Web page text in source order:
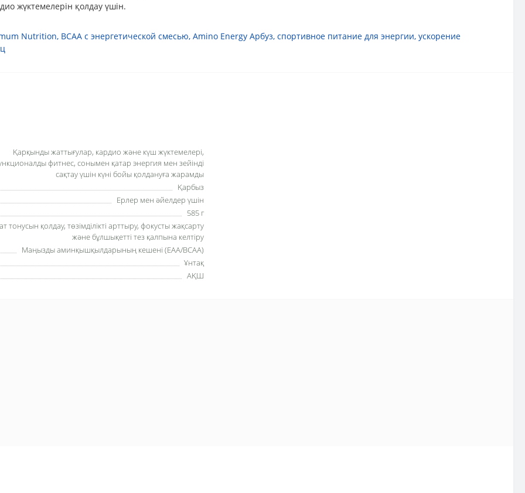
жүктемелерін қолдау үшін.
Nutrition, BCAA с энергетической смесью, Amino Energy Арбуз, спортивное питание для энергии, ускорение
Қарқынды жаттығулар, кардио және күш жүктемелері,
фитнес, сонымен қатар энергия мен зейінді
сақтау үшін күні бойы қолдануға жарамды
Қарбыз
Ерлер мен әйелдер үшін
585 г
тонусын қолдау, төзімділікті арттыру, фокусты жақсарту
және бұлшықетті тез қалпына келтіру
Маңызды аминқышқылдарының кешені (EAA/BCAA)
Ұнтақ
АҚШ